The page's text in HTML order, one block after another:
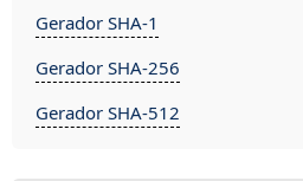
Gerador SHA-1
Gerador SHA-256
Gerador SHA-512